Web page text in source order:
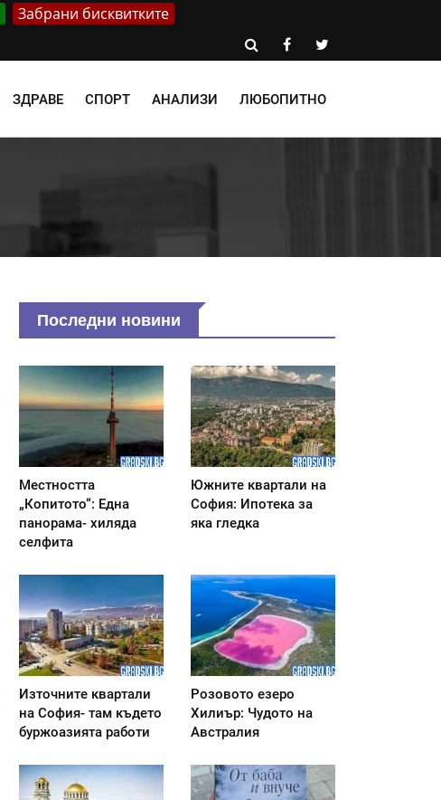
Забрани бисквитките
ЗДРАВЕ СПОРТ АНАЛИЗИ ЛЮБОПИТНО
Последни новини
Местността
„Копитото“: Една
панорама- хиляда
селфита
Южните квартали на
София: Ипотека за
яка гледка
Източните квартали
на София- там където
буржоазията работи
Розовото езеро
Хилиър: Чудото на
Австралия